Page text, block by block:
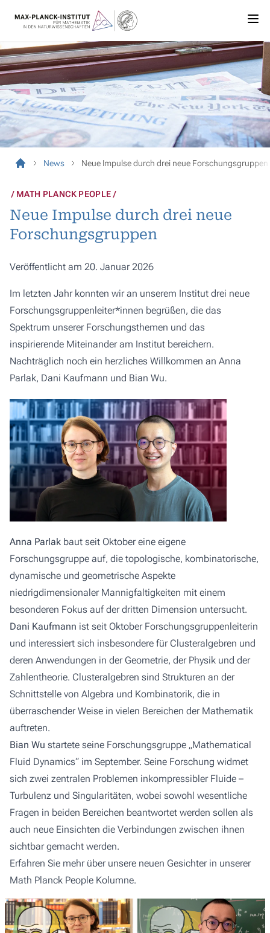
News Neue Impulse durch drei neue Forschungsgruppen
MATH PLANCK PEOPLE
Neue Impulse durch drei neue
Forschungsgruppen
Veröffentlicht am 20. Januar 2026
Im letzten Jahr konnten wir an unserem Institut drei neue
Forschungsgruppenleiter*innen begrüßen, die das
Spektrum unserer Forschungsthemen und das
inspirierende Miteinander am Institut bereichern.
Nachträglich noch ein herzliches Willkommen an Anna
Parlak, Dani Kaufmann und Bian Wu.
Anna Parlak baut seit Oktober eine eigene
Forschungsgruppe auf, die topologische, kombinatorische,
dynamische und geometrische Aspekte
niedrigdimensionaler Mannigfaltigkeiten mit einem
besonderen Fokus auf der dritten Dimension untersucht.
Dani Kaufmann ist seit Oktober Forschungsgruppenleiterin
und interessiert sich insbesondere für Clusteralgebren und
deren Anwendungen in der Geometrie, der Physik und der
Zahlentheorie. Clusteralgebren sind Strukturen an der
Schnittstelle von Algebra und Kombinatorik, die in
überraschender Weise in vielen Bereichen der Mathematik
auftreten.
Bian Wu startete seine Forschungsgruppe „Mathematical
Fluid Dynamics“ im September. Seine Forschung widmet
sich zwei zentralen Problemen inkompressibler Fluide –
Turbulenz und Singularitäten, wobei sowohl wesentliche
Fragen in beiden Bereichen beantwortet werden sollen als
auch neue Einsichten die Verbindungen zwischen ihnen
sichtbar gemacht werden.
Erfahren Sie mehr über unsere neuen Gesichter in unserer
Math Planck People Kolumne.